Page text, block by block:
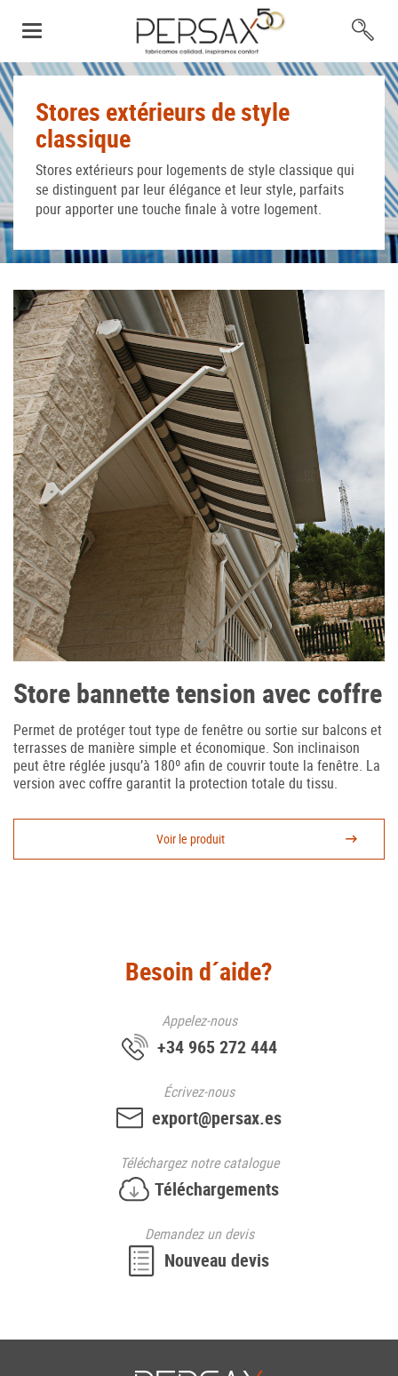
Accès professionnel
Generador de precios CYPE
Téléchargements
Blog
Contactez-nous
France (Français)
Stores extérieurs de style
classique
Stores extérieurs pour logements de style classique qui
se distinguent par leur élégance et leur style, parfaits
pour apporter une touche finale à votre logement.
Store bannette tension avec coffre
Permet de protéger tout type de fenêtre ou sortie sur balcons et
terrasses de manière simple et économique. Son inclinaison
peut être réglée jusqu’à 180º afin de couvrir toute la fenêtre. La
version avec coffre garantit la protection totale du tissu.
Voir le produit
Besoin d´aide?
Appelez-nous
+34 965 272 444
Écrivez-nous
export@persax.es
Téléchargeznotre catalogue
Téléchargements
Demandezun devis
Nouveau devis